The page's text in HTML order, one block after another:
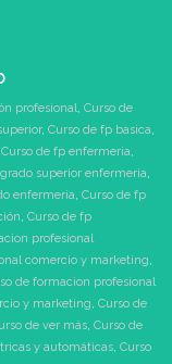
profesional, Curso de
, Curso de fp basica,
Curso de fp enfermeria,
superior enfermeria,
enfermeria, Curso de fp
, Curso de fp
profesional
comercio y marketing,
de formacion profesional
y marketing, Curso de
de ver más, Curso de
y automáticas, Curso